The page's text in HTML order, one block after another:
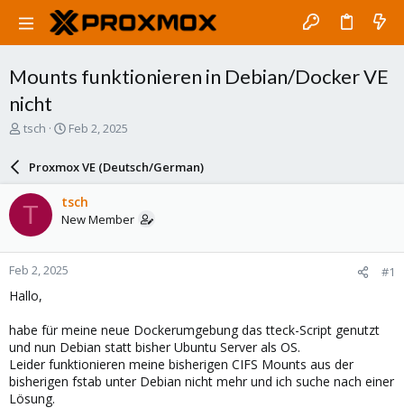
Mounts funktionieren in Debian/Docker VE
nicht
T
a
d
t
a
r
t
e
r
tsch
S
r
d
a
e
Feb 2, 2025
Proxmox VE (Deutsch/German)
T tsch
New Member
Feb 2, 2025 #1
Hallo,
habe für meine neue Dockerumgebung das tteck-Script genutzt
und nun Debian statt bisher Ubuntu Server als OS.
Leider funktionieren meine bisherigen CIFS Mounts aus der
bisherigen fstab unter Debian nicht mehr und ich suche nach einer
Lösung.